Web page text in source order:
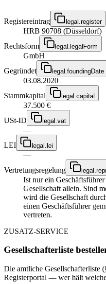
Registereintrag legal.register
HRB 90708 (Düsseldorf)
Rechtsform
legal.legalForm
GmbH
Gegründet
legal.foundingDate
03.08.2020
Stammkapital
legal.capital
37.500 €
USt-ID
legal.vat
—
LEI
legal.lei
—
Vertretungsregelung
Ist nur ein
Gesellschaft allein. Sind
wird die Gesellschaft
einen Geschäftsführer
vertreten.
ZUSATZ-SERVICE
Gesellschafterliste
Die amtliche Gesellschafterliste
Registerportal — wer hält